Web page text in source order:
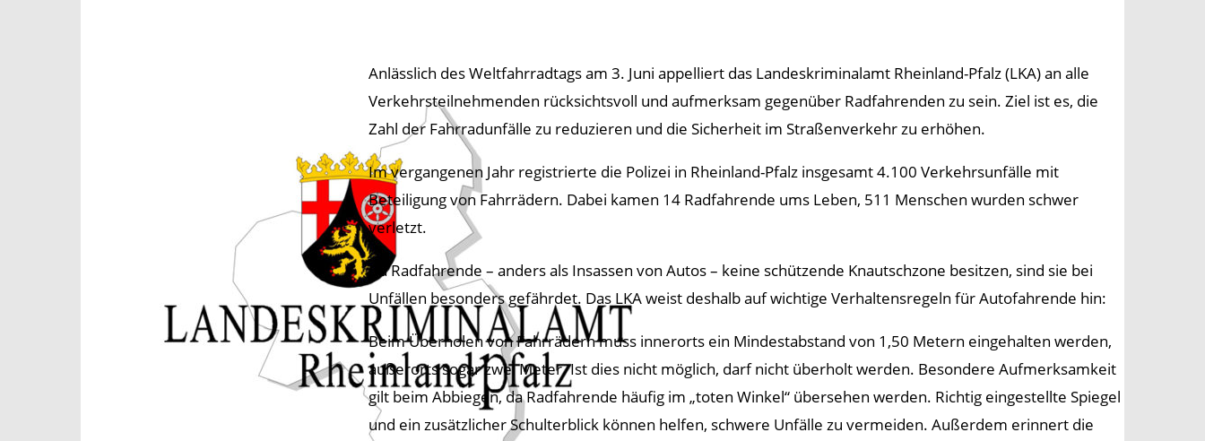
Anlässlich des Weltfahrradtags am 3. Juni appelliert das Landeskriminalamt Rheinland-Pfalz (LKA) an alle
Verkehrsteilnehmenden rücksichtsvoll und aufmerksam gegenüber Radfahrenden zu sein. Ziel ist es, die
Zahl der Fahrradunfälle zu reduzieren und die Sicherheit im Straßenverkehr zu erhöhen.
Im vergangenen Jahr registrierte die Polizei in Rheinland-Pfalz insgesamt 4.100 Verkehrsunfälle mit
Beteiligung von Fahrrädern. Dabei kamen 14 Radfahrende ums Leben, 511 Menschen wurden schwer
verletzt.
Da Radfahrende – anders als Insassen von Autos – keine schützende Knautschzone besitzen, sind sie bei
Unfällen besonders gefährdet. Das LKA weist deshalb auf wichtige Verhaltensregeln für Autofahrende hin:
Beim Überholen von Fahrrädern muss innerorts ein Mindestabstand von 1,50 Metern eingehalten werden,
außerorts sogar zwei Meter. Ist dies nicht möglich, darf nicht überholt werden. Besondere Aufmerksamkeit
gilt beim Abbiegen, da Radfahrende häufig im „toten Winkel“ übersehen werden. Richtig eingestellte Spiegel
und ein zusätzlicher Schulterblick können helfen, schwere Unfälle zu vermeiden. Außerdem erinnert die